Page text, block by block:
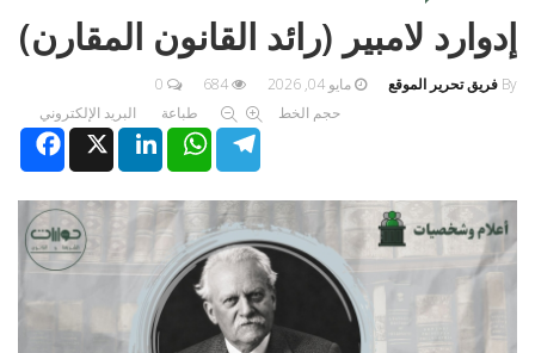
إدوارد لامبير (رائد القانون المقارن)
By فريق تحرير الموقع مايو 04, 2026
0
حجم الخط
طباعة
البريد الإلكتروني
XLinkedInWhatsAppTelegram